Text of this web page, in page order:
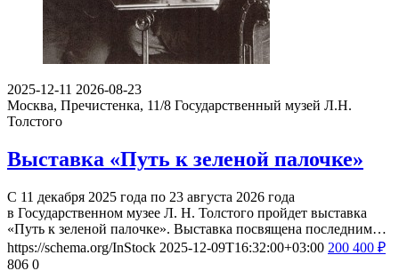
2025-12-11 2026-08-23
Москва, Пречистенка, 11/8 Государственный музей Л.Н.
Толстого
Выставка «Путь к зеленой палочке»
С 11 декабря 2025 года по 23 августа 2026 года
в Государственном музее Л. Н. Толстого пройдет выставка
«Путь к зеленой палочке». Выставка посвящена последним…
https://schema.org/InStock 2025-12-09T16:32:00+03:00 200 400 ₽
806 0